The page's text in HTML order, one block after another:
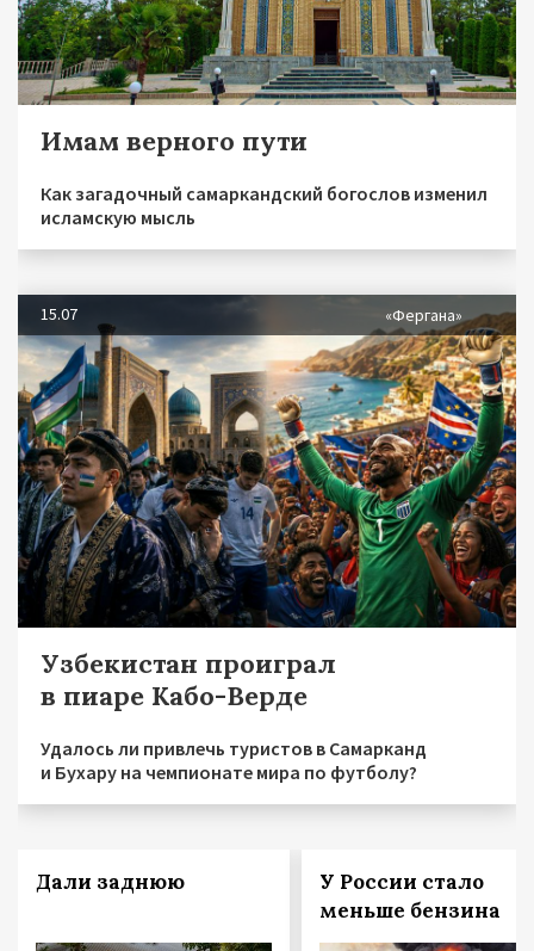
Имам верного пути
Как загадочный самаркандский богослов изменил
исламскую мысль
15.07 «Фергана»
Узбекистан проиграл
в пиаре Кабо-Верде
Удалось ли привлечь туристов в Самарканд
и Бухару на чемпионате мира по футболу?
Дали заднюю
У России стало
меньше бензина